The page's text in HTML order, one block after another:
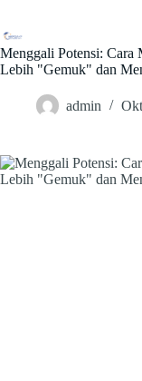
content
Menggali Potensi: Cara
Lebih "Gemuk" dan
admin